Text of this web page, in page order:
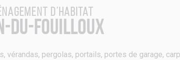
d’habitat
du-Fouilloux
vérandas, pergolas, portails, portes de garage,